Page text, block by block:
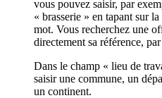
vous pouvez saisir, par
« brasserie » en tapant sur
mot. Vous recherchez une
directement sa référence,
Dans le champ « lieu de
saisir une commune, un
un continent.